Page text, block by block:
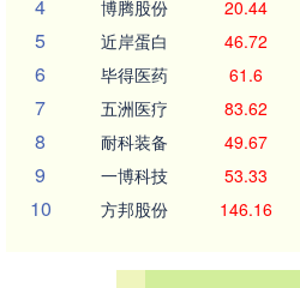
4 博腾股份 20.44
5 近岸蛋白 46.72
6 毕得医药 61.6
7 五洲医疗 83.62
8 耐科装备 49.67
9 一博科技 53.33
10 方邦股份 146.16